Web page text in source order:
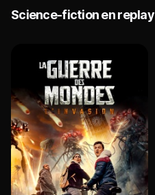
Science-fiction en replay